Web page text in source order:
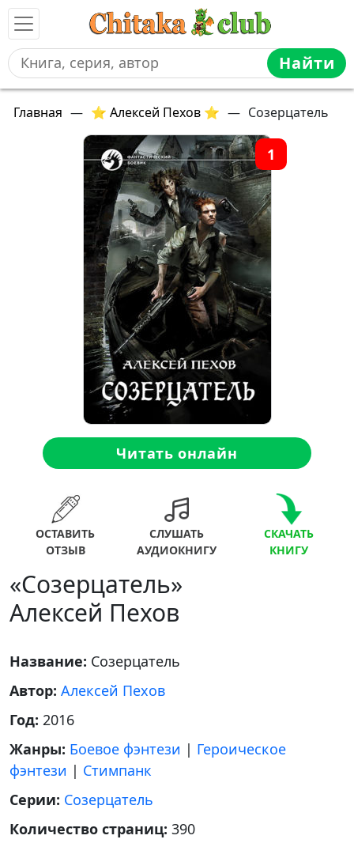
Найти
Главная — ⭐ Алексей Пехов ⭐ — Созерцатель
1
Читать онлайн
ОСТАВИТЬ
ОТЗЫВ
СЛУШАТЬ
АУДИОКНИГУ
СКАЧАТЬ
КНИГУ
«Созерцатель»
Алексей Пехов
Название: Созерцатель
Автор: Алексей Пехов
Год: 2016
Жанры: Боевое фэнтези | Героическое
фэнтези | Стимпанк
Серии: Созерцатель
Количество страниц: 390